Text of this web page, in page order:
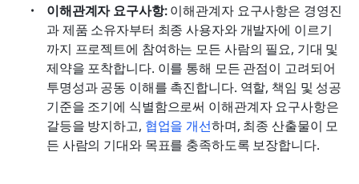
이해관계자 요구사항: 이해관계자 요구사항은 경영진
과 제품 소유자부터 최종 사용자와 개발자에 이르기
까지 프로젝트에 참여하는 모든 사람의 필요, 기대 및
제약을 포착합니다. 이를 통해 모든 관점이 고려되어
투명성과 공동 이해를 촉진합니다. 역할, 책임 및 성공
기준을 조기에 식별함으로써 이해관계자 요구사항은
갈등을 방지하고, 협업을 개선하며, 최종 산출물이 모
든 사람의 기대와 목표를 충족하도록 보장합니다.